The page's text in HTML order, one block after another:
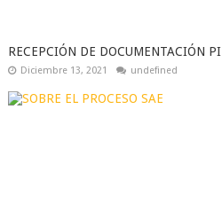
RECEPCIÓN DE DOCUMENTACIÓN
Diciembre 13, 2021 undefined